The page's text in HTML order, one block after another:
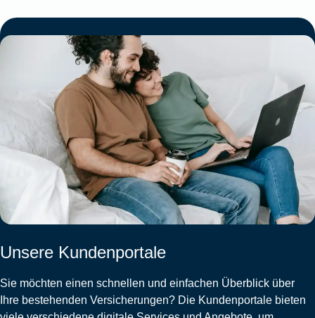
Unsere Kundenportale
Sie möchten einen schnellen und einfachen Überblick über
Ihre bestehenden Versicherungen? Die Kundenportale bieten